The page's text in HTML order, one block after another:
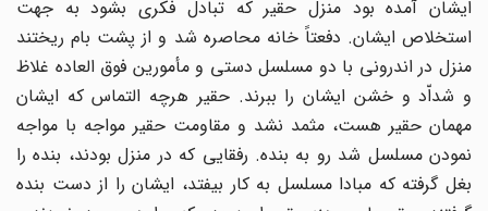
ایشان آمده بود منزل حقیر که تبادل فکری بشود به جهت
استخلاص ایشان. دفعتاً خانه محاصره شد و از پشت بام ریختند
منزل در اندرونی با دو مسلسل دستی و مأمورین فوق العاده غلاظ
و شداّد و خشن ایشان را ببرند. حقیر هرچه التماس که ایشان
مهمان حقیر هست، مثمد نشد و مقاومت حقیر مواجه با مواجه
نمودن مسلسل شد رو به بنده. رفقایی که در منزل بودند، بنده را
بغل گرفته که مبادا مسلسل به کار بیفتد، ایشان را از دست بنده